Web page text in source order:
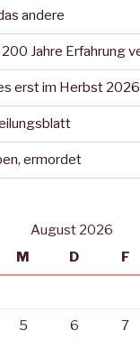
andere
Jahre Erfahrung
erst im Herbst 2026
ermordet
August 2026
M D F
5 6 7